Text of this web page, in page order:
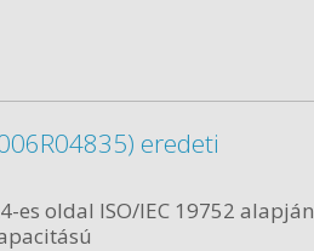
eredeti
es oldal ISO/IEC 19752 alapján